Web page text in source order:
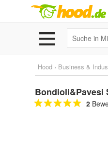
Hood › Business &
Bondioli&Pavesi
2